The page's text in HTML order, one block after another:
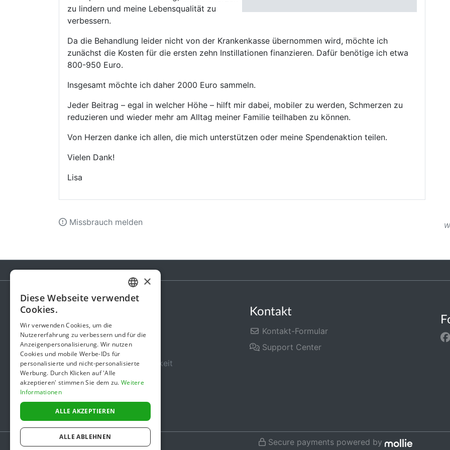
zu lindern und meine Lebensqualität zu
verbessern.
Da die Behandlung leider nicht von der Krankenkasse übernommen wird, möchte ich
zunächst die Kosten für die ersten zehn Instillationen finanzieren. Dafür benötige ich etwa
800-950 Euro.
Insgesamt möchte ich daher 2000 Euro sammeln.
Jeder Beitrag – egal in welcher Höhe – hilft mir dabei, mobiler zu werden, Schmerzen zu
reduzieren und wieder mehr am Alltag meiner Familie teilhaben zu können.
Von Herzen danke ich allen, die mich unterstützen oder meine Spendenaktion teilen.
Vielen Dank!
Lisa
Missbrauch melden
Gebühren
Über uns
Sicherheit und Zuverlässigkeit
Nutzungsbedingungen
Datenschutz
Impressum
Kontakt
Kontakt-Formular
Support Center
Secure payments powered by
GERMAN
×
Diese Webseite verwendet
Cookies.
Wir verwenden Cookies, um die
Nutzererfahrung zu verbessern und für die
Anzeigenpersonalisierung. Wir nutzen
Cookies und mobile Werbe-IDs für
personalisierte und nicht-personalisierte
Werbung. Durch Klicken auf 'Alle
akzeptieren' stimmen Sie dem zu. Weitere
Informationen
ALLE AKZEPTIEREN
ALLE ABLEHNEN